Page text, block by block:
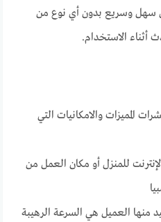
سهل وسريع بدون أي نوع من
أثناء الاستخدام.
المميزات والامكانيات التي
للمنزل أو مكان العمل من
منها العميل هي السرعة الرهيبة